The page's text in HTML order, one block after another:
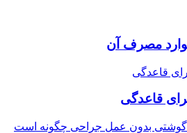
مصرف آن
قاعدگی